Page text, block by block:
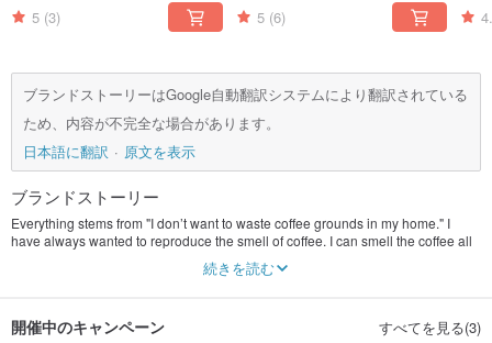
5 (3) 5 (6)
ブランドストーリーはGoogle自動翻訳システムにより翻訳されている
ため、内容が不完全な場合があります。
日本語に翻訳
原文を表示
ブランドストーリー
Everything stems from "I don’t want to waste coffee grounds in my home." I
have always wanted to reproduce the smell of coffee. I can smell the coffee all
the time. After slowly experimenting, I changed it to make scented candles. So
our first candle is Cafe scented candles.
through the candle jar anytime and anywhere. It is just that our life is not only
続きを読む
開催中のキャンペーン すべてを見る(3)